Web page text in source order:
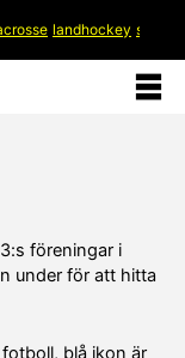
landhockey softboll
föreningar i
under för att hitta
blå ikon är